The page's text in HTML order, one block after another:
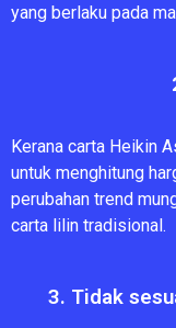
yang berlaku pada
Kerana carta Heikin
untuk menghitung
perubahan trend
carta lilin tradisional.
3. Tidak